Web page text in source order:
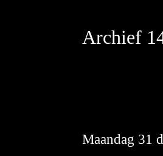
Archief
Maandag 31